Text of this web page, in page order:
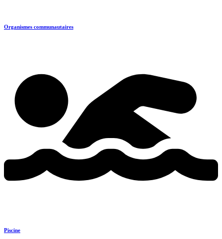
Organismes communautaires
Piscine